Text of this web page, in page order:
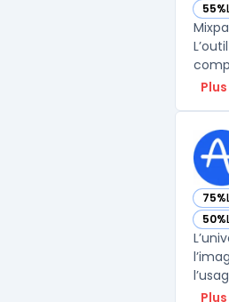
55%
—
75%
—
50%
—